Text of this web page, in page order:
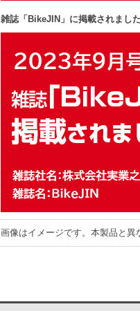
雑誌「BikeJIN」に掲載されました
画像はイメージです。本製品と異